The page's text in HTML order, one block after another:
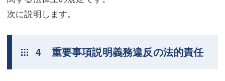
次に説明します。
4 重要事項説明義務違反の法的責任